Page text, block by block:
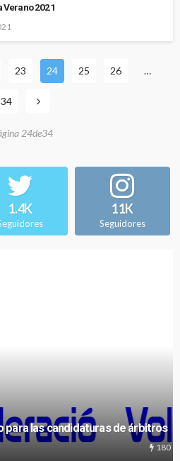
Verano 2021
23 24 25 26 …
34
24de34
1.4K 11K
Seguidores
para las candidaturas de árbitros
180